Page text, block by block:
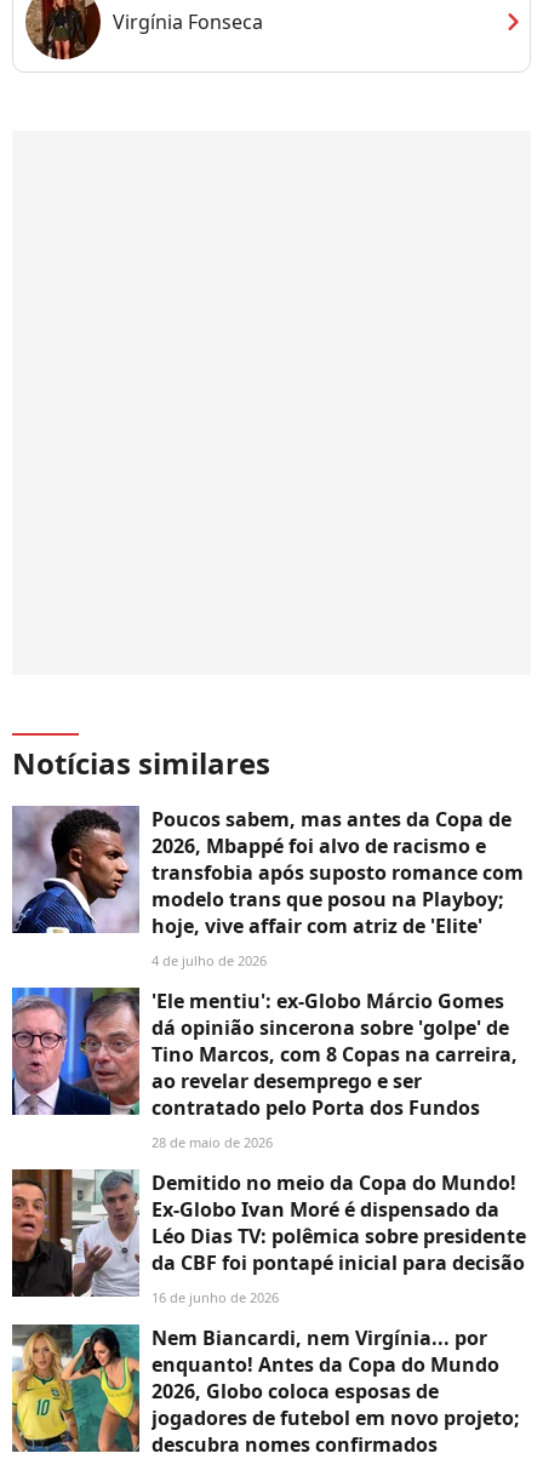
Virgínia Fonseca chevron_right
Notícias similares
Poucos sabem, mas antes da Copa de
2026, Mbappé foi alvo de racismo e
transfobia após suposto romance com
modelo trans que posou na Playboy;
hoje, vive affair com atriz de 'Elite'
4 de julho de 2026
'Ele mentiu': ex-Globo Márcio Gomes
dá opinião sincerona sobre 'golpe' de
Tino Marcos, com 8 Copas na carreira,
ao revelar desemprego e ser
contratado pelo Porta dos Fundos
28 de maio de 2026
Demitido no meio da Copa do Mundo!
Ex-Globo Ivan Moré é dispensado da
Léo Dias TV: polêmica sobre presidente
da CBF foi pontapé inicial para decisão
16 de junho de 2026
Nem Biancardi, nem Virgínia... por
enquanto! Antes da Copa do Mundo
2026, Globo coloca esposas de
jogadores de futebol em novo projeto;
descubra nomes confirmados